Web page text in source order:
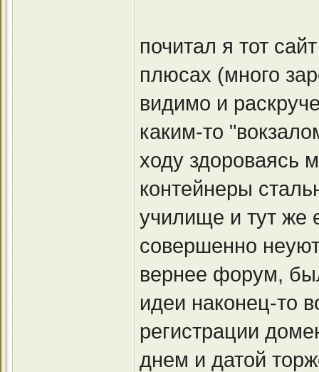
почитал я тот
плюсах (много
видимо и
каким-то
ходу здороваясь
контейнеры
училище и тут же
совершенно
вернее форум,
идеи наконец-то
регистрации
днем и датой